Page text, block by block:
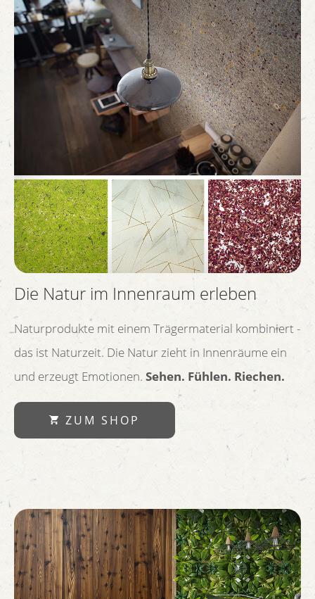
Die Natur im Innenraum erleben
Naturprodukte mit einem Trägermaterial kombiniert -
das ist Naturzeit. Die Natur zieht in Innenräume ein
und erzeugt Emotionen. Sehen. Fühlen. Riechen.
ZUM SHOP